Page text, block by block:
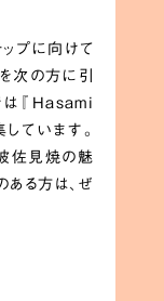
プに向けて
次の方に引
は『Hasami
ています。
佐見焼の魅
る方は、ぜ